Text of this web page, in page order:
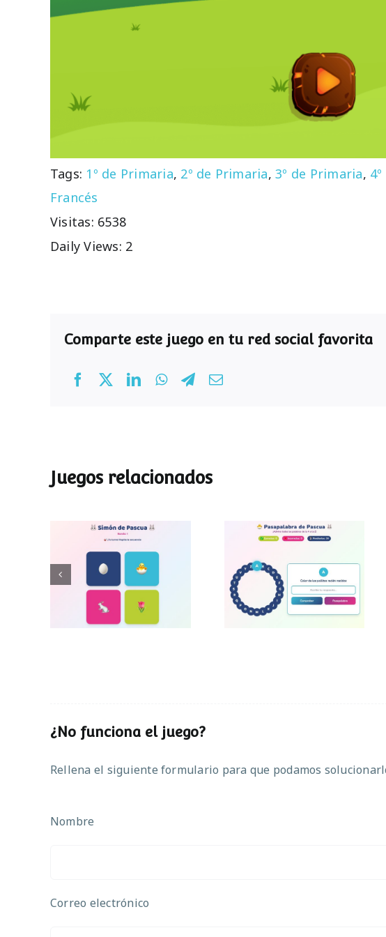
Tags: 1º de Primaria, 2º de Primaria,3º de Primaria,
Francés
Visitas: 6538
Daily Views: 2
Comparte este juego en tu red social favorita
Juegos relacionados
Simon de Pascua
Pasapalabra de
Pascua
¿No funciona el juego?
Rellena el siguiente formulario para que podamos
Nombre
Correo electrónico